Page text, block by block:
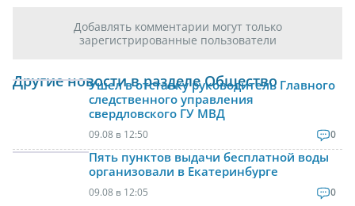
Добавлять комментарии могут только
зарегистрированные пользователи
Другие новости в разделе Общество
Ушел в отставку руководитель Главного
следственного управления
свердловского ГУ МВД
09.08 в 12:50 0
Пять пунктов выдачи бесплатной воды
организовали в Екатеринбурге
09.08 в 12:05 0